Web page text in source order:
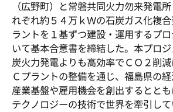
（広野町）と常磐共同火力勿来発電
れぞれ約５４万ｋＷの石炭ガス化複
ラントを１基ずつ建設・運用するプ
いて基本合意書を締結した。本プロ
炭火力発電よりも高効率でＣＯ２削
Ｃプラントの整備を通じ、福島県の
産業基盤や雇用機会を創出するとと
テクノロジーの技術で世界を牽引し